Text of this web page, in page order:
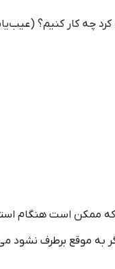
کرد چه کار کنیم؟
ممکن است هنگام
به موقع برطرف نشود